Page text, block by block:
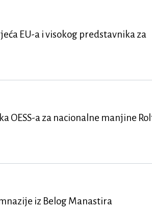
EU-a i visokog predstavnika za
OESS-a za nacionalne manjine
iz Belog Manastira